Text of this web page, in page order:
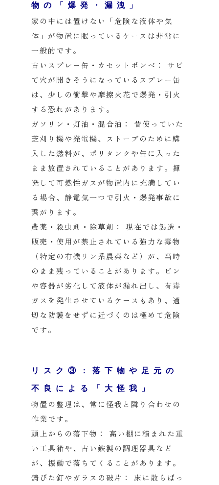
物の「爆発・漏洩」
家の中には置けない「危険な液体や気
体」が物置に眠っているケースは非常に
一般的です。
古いスプレー缶・カセットボンベ：
サビ
て穴が開きそうになっているスプレー缶
は、少しの衝撃や摩擦火花で爆発・引火
する恐れがあります。
ガソリン・灯油・混合油：
昔使っていた
芝刈り機や発電機、ストーブのために購
入した燃料が、ポリタンクや缶に入った
まま放置されていることがあります。揮
発して可燃性ガスが物置内に充満してい
る場合、静電気一つで引火・爆発事故に
繋がります。
農薬・殺虫剤・除草剤：
現在では製造・
販売・使用が禁止されている強力な毒物
（特定の有機リン系農薬など）が、当時
のまま残っていることがあります。ビン
や容器が劣化して液体が漏れ出し、有毒
ガスを発生させているケースもあり、適
切な防護をせずに近づくのは極めて危険
です。
リスク③：落下物や足元の
不良による「大怪我」
物置の整理は、常に怪我と隣り合わせの
作業です。
頭上からの落下物：
高い棚に積まれた重
い工具箱や、古い鉄製の調理器具など
が、振動で落ちてくることがあります。
錆びた釘やガラスの破片：
床に散らばっ